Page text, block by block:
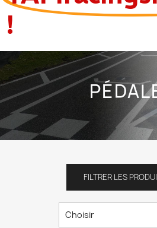
!
FILTRER LES
Choisir